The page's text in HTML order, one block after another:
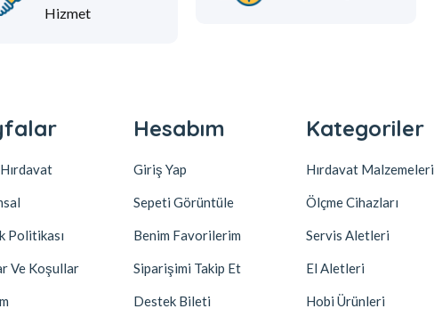
Hizmet
Politikası
Ve Koşullar
Hesabım
Giriş Yap
Sepeti Görüntüle
Benim Favorilerim
Siparişimi Takip Et
Destek Bileti
Kategoriler
Hırdavat Malzemeleri
Ölçme Cihazları
Servis Aletleri
El Aletleri
Hobi Ürünleri